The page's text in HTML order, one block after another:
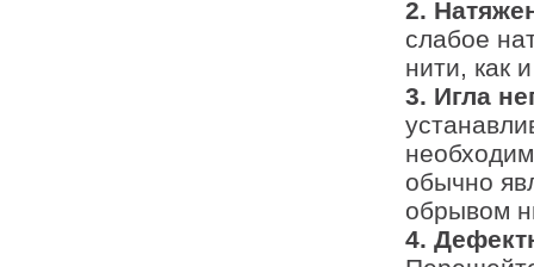
2.
слабое
нити, как
3. Игла
обычно
обрывом
4.